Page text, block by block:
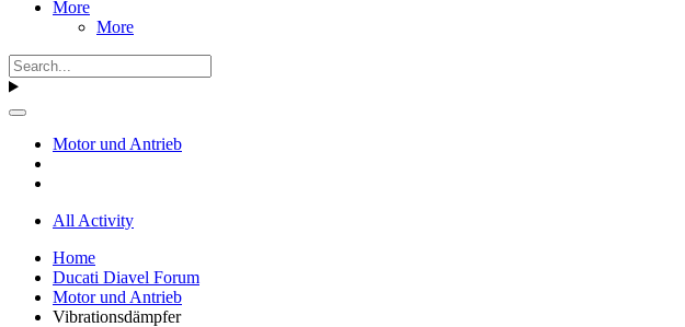
More
More
Motor und Antrieb
All Activity
Home
Ducati Diavel Forum
Motor und Antrieb
Vibrationsdämpfer